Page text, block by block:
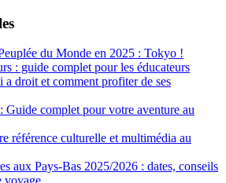
du Monde en 2025 : Tokyo !
: guide complet pour les éducateurs
droit et comment profiter de ses
Guide complet pour votre aventure au
référence culturelle et multimédia au
aux Pays-Bas 2025/2026 : dates, conseils